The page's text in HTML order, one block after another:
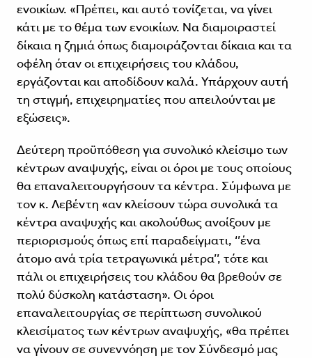
ενοικίων. «Πρέπει, και αυτό τονίζεται, να γίνει
κάτι με το θέμα των ενοικίων. Να διαμοιραστεί
δίκαια η ζημιά όπως διαμοιράζονται δίκαια και τα
οφέλη όταν οι επιχειρήσεις του κλάδου,
εργάζονται και αποδίδουν καλά. Υπάρχουν αυτή
τη στιγμή, επιχειρηματίες που απειλούνται με
εξώσεις».
Δεύτερη προϋπόθεση για συνολικό κλείσιμο των
κέντρων αναψυχής, είναι οι όροι με τους οποίους
θα επαναλειτουργήσουν τα κέντρα. Σύμφωνα με
τον κ. Λεβέντη «αν κλείσουν τώρα συνολικά τα
κέντρα αναψυχής και ακολούθως ανοίξουν με
περιορισμούς όπως επί παραδείγματι, ‘’ένα
άτομο ανά τρία τετραγωνικά μέτρα’’, τότε και
πάλι οι επιχειρήσεις του κλάδου θα βρεθούν σε
πολύ δύσκολη κατάσταση». Οι όροι
επαναλειτουργίας σε περίπτωση συνολικού
κλεισίματος των κέντρων αναψυχής, «θα πρέπει
να γίνουν σε συνεννόηση με τον Σύνδεσμό μας